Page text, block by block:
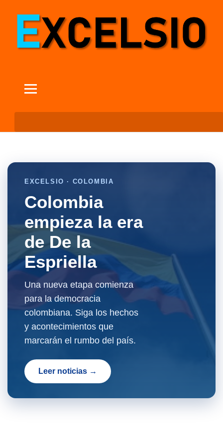
EXCELSIO · COLOMBIA
Colombia
empieza la era
de De la
Espriella
Una nueva etapa comienza
para la democracia
colombiana. Siga los hechos
y acontecimientos que
marcarán el rumbo del país.
Leer noticias →